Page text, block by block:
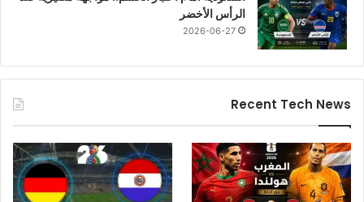
الرأس الأخضر
2026-06-27
Recent Tech News